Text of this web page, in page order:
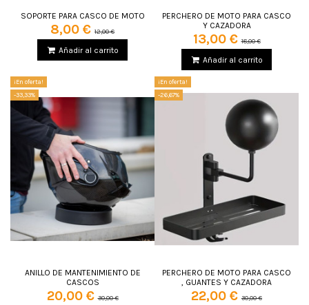
SOPORTE PARA CASCO DE MOTO
8,00 € 12,00 €
Añadir al carrito
PERCHERO DE MOTO PARA CASCO
Y CAZADORA
13,00 €18,00 €
Añadir al carrito
¡En oferta!
-33,33%
ANILLO DE MANTENIMIENTO DE
CASCOS
20,00 €30,00 €
¡En oferta!
-26,67%
PERCHERO DE MOTO PARA CASCO
, GUANTES Y CAZADORA
22,00 € 30,00 €